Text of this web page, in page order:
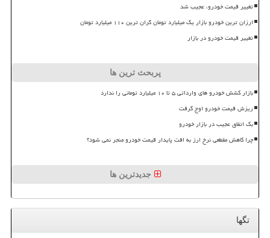
تغییر قیمت خودرو، عجیب شد
ارزان ترین خودرو بازار یک میلیارد تومان گران ترین ۱۱۰ میلیارد تومان
تغییر قیمت خودرو در بازار
پربحث ترین ها
بازار کشش خودرو های وارداتی ۵ تا ۱۰ میلیارد تومانی را ندارد
ریزش قیمت خودرو اوج گرفت
بک اتفاق عجیب در بازار خودرو
چرا کاهش مقطعی نرخ ارز به افت پایدار قیمت خودرو منجر نمی شود؟
جدیدترین ها
تگها